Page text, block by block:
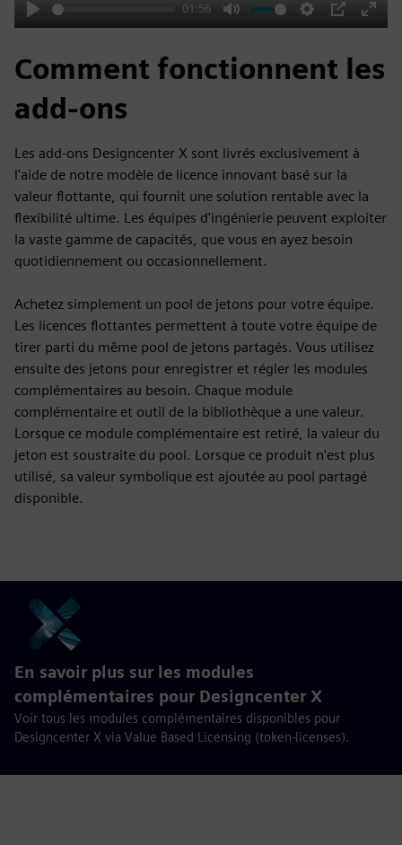
Play
01:56
Mute Settings
PIP
Enter
Comment fonctionnent les
add-ons
Les add-ons Designcenter X sont livrés exclusivement à
l'aide de notre modèle de licence innovant basé sur la
valeur flottante, qui fournit une solution rentable avec la
flexibilité ultime. Les équipes d'ingénierie peuvent exploiter
la vaste gamme de capacités, que vous en ayez besoin
quotidiennement ou occasionnellement.
Achetez simplement un pool de jetons pour votre équipe.
Les licences flottantes permettent à toute votre équipe de
tirer parti du même pool de jetons partagés. Vous utilisez
ensuite des jetons pour enregistrer et régler les modules
complémentaires au besoin. Chaque module
complémentaire et outil de la bibliothèque a une valeur.
Lorsque ce module complémentaire est retiré, la valeur du
jeton est soustraite du pool. Lorsque ce produit n'est plus
utilisé, sa valeur symbolique est ajoutée au pool partagé
disponible.
En savoir plus sur les modules
complémentaires pour Designcenter X
Voir tous les modules complémentaires disponibles pour
Designcenter X via Value Based Licensing (token-licenses).